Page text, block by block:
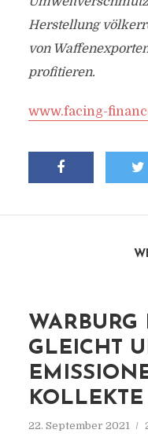
Herstellung
von
profitieren.
www.facing-
WARBURG
GLEICHT
KOLLEKTE
22. September 2021